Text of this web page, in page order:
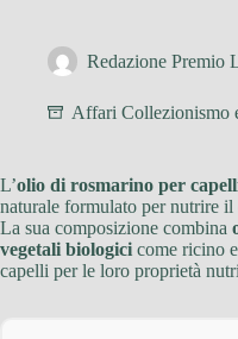
Redazione Premio
Affari Collezionismo
L’olio di rosmarino per
naturale formulato per nutrire
La sua composizione combina
vegetali biologici come ricino
capelli per le loro proprietà